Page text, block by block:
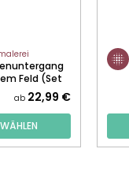
Feld (Set
Leinwänden)
ab 22,99 €
WÄHLEN